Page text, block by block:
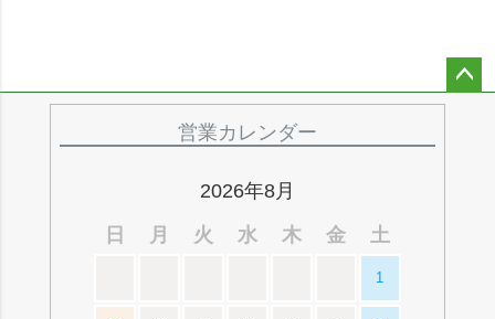
営業カレンダー
2026年8月
日
月 火 水 木 金 土
1